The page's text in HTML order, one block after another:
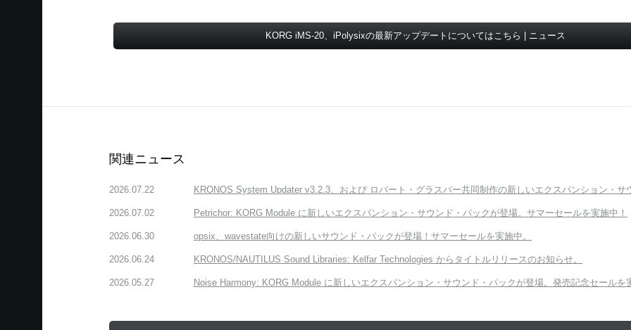
KORG iMS-20、iPolysixの最新アップデートについてはこちら | ニュース
関連ニュース
2026.07.22 KRONOS System Updater v3.2.3、および ロバート・グラスパー共同制作の新しいエクスパンション・
2026.07.02 Petrichor: KORG Module に新しいエクスパンション・サウンド・パックが登場。サマーセールを実施中！
2026.06.30 opsix、wavestate向けの新しいサウンド・パックが登場！サマーセールを実施中。
2026.06.24 KRONOS/NAUTILUS Sound Libraries: Kelfar Technologies からタイトルリリースのお知らせ。
2026.05.27 Noise Harmony: KORG Module に新しいエクスパンション・サウンド・パックが登場。発売記念セールを